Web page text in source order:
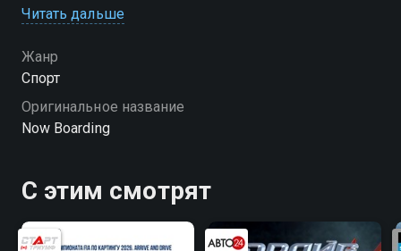
свободы
Посмотреть онлайн 1 сезон сериала Погружение в
мир скейтбординга вы можете совершенно
бесплатно в хорошем HD качестве на Смотрёшке
Читать дальше
Жанр
Спорт
Оригинальное название
Now Boarding
С этим смотрят